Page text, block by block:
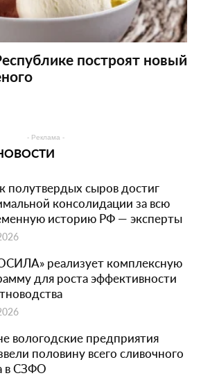
построят новый
- Реклама -
полутвердых сыров достиг
консолидации за всю
историю РФ — эксперты
реализует комплексную
для роста эффективности
вологодские предприятия
половину всего сливочного
в СЗФО